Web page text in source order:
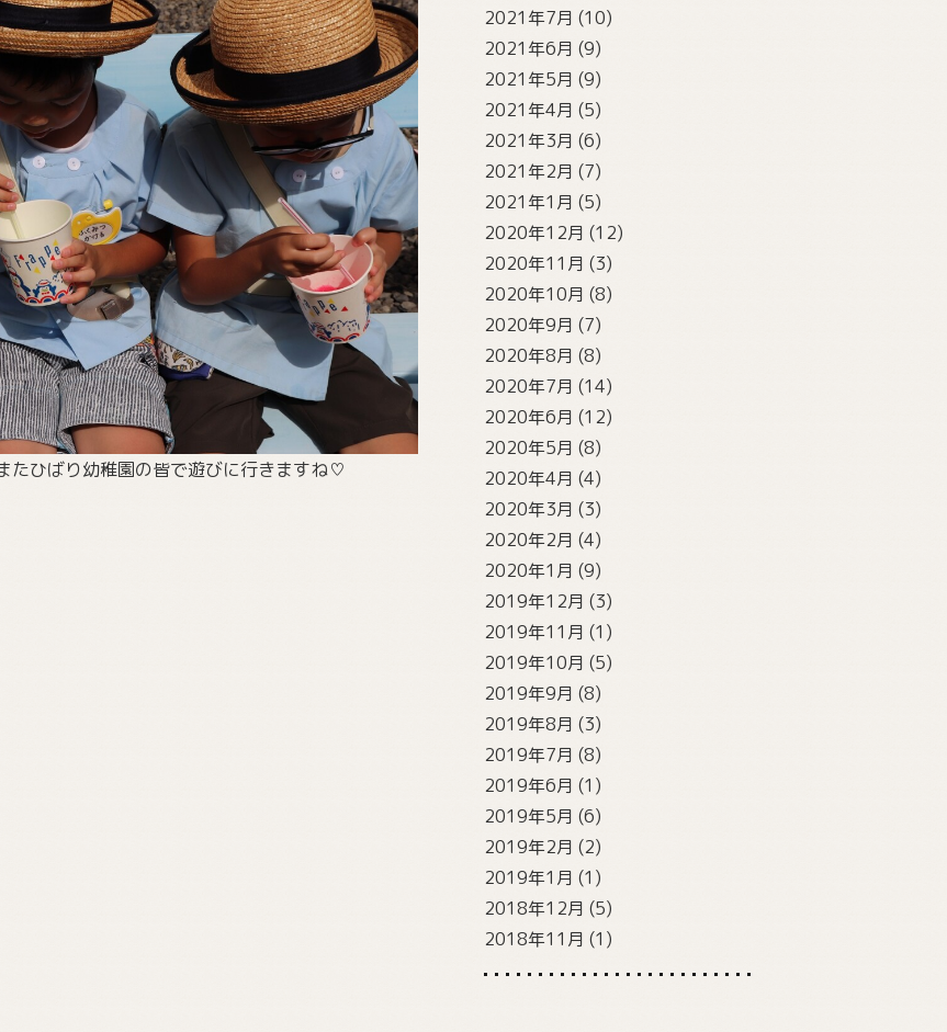
たひばり幼稚園の皆で遊びに行きますね♡
2021年7月 (10)
2021年6月 (9)
2021年5月 (9)
2021年4月 (5)
2021年3月 (6)
2021年2月 (7)
2021年1月 (5)
2020年12月 (12)
2020年11月 (3)
2020年10月 (8)
2020年9月 (7)
2020年8月 (8)
2020年7月 (14)
2020年6月 (12)
2020年5月 (8)
2020年4月 (4)
2020年3月 (3)
2020年2月 (4)
2020年1月 (9)
2019年12月 (3)
2019年11月 (1)
2019年10月 (5)
2019年9月 (8)
2019年8月 (3)
2019年7月 (8)
2019年6月 (1)
2019年5月 (6)
2019年2月 (2)
2019年1月 (1)
2018年12月 (5)
2018年11月 (1)